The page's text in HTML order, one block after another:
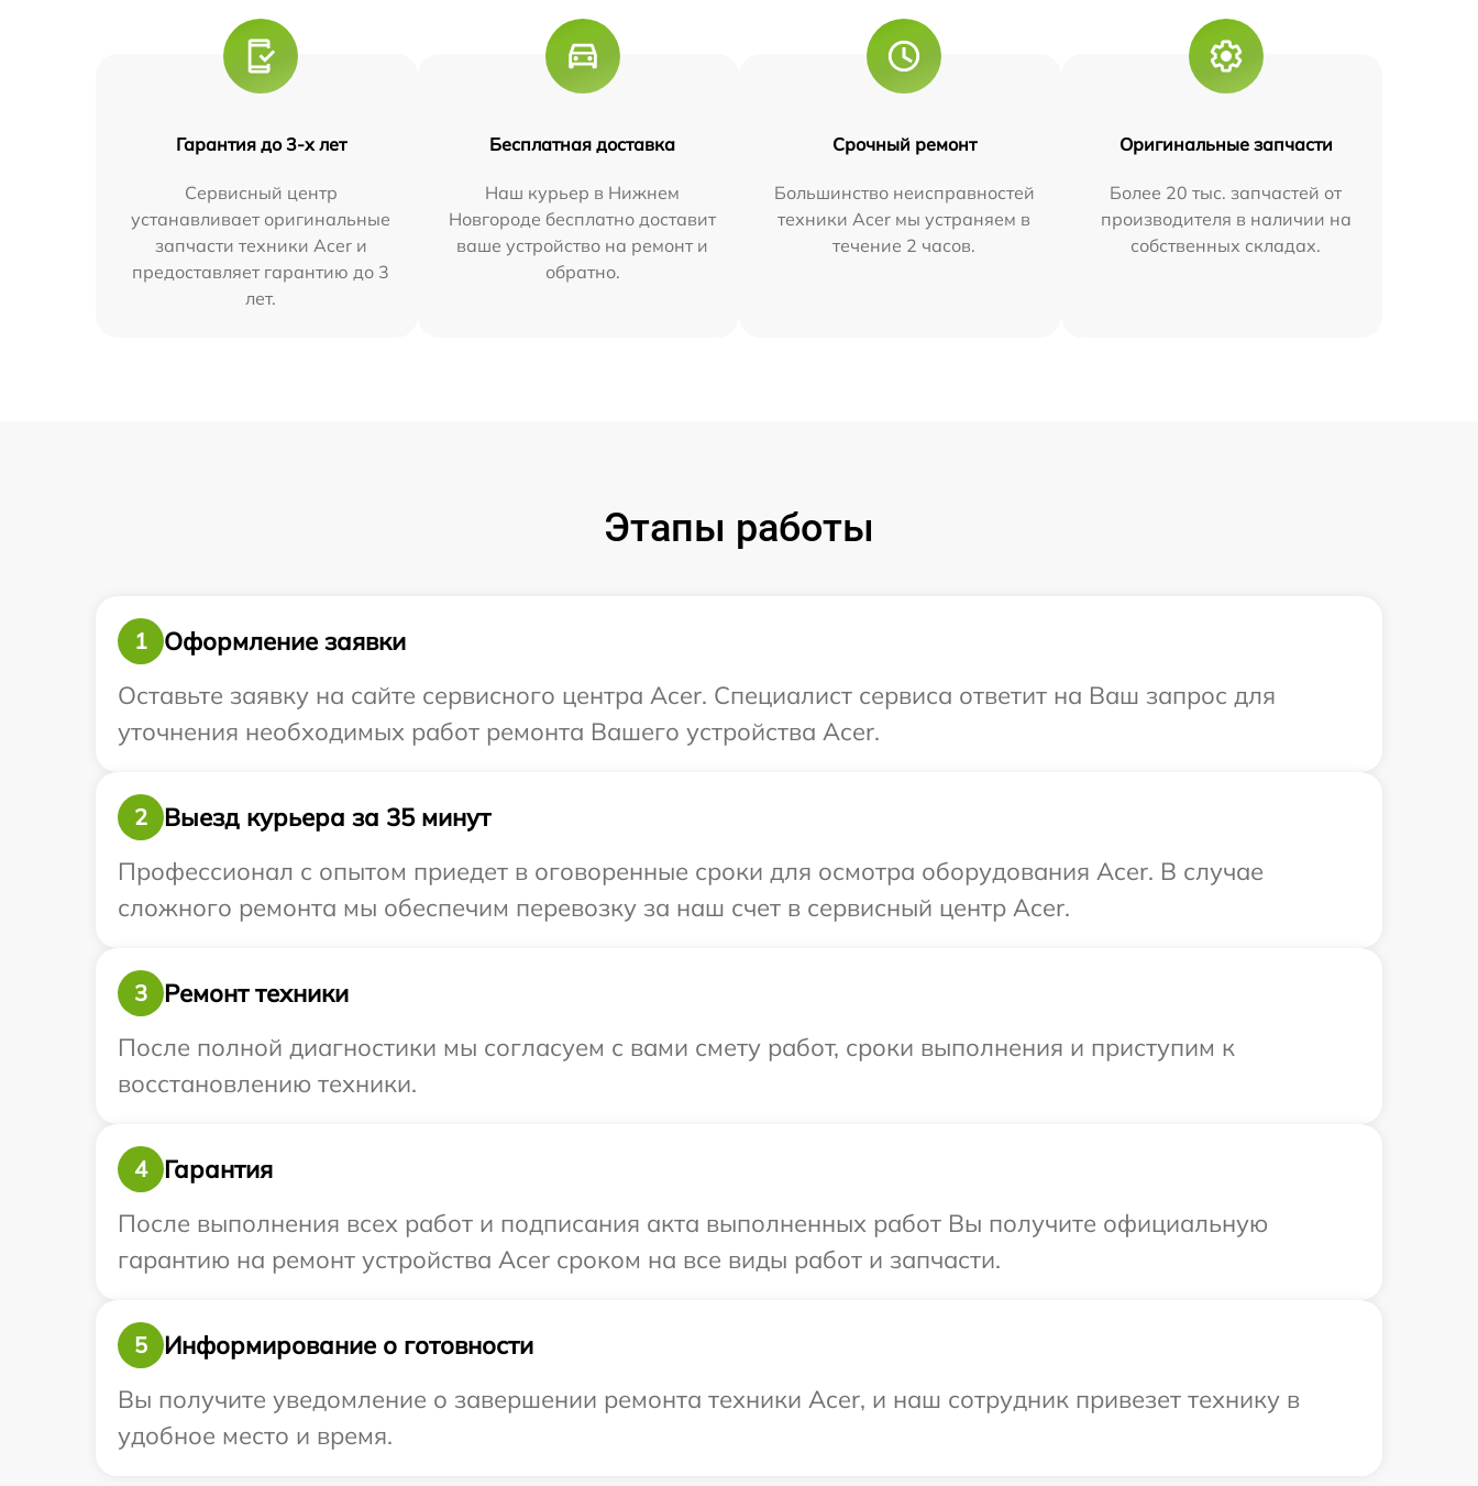
Гарантия до 3-х лет
Сервисный центр
устанавливает оригинальные
запчасти техники Acer и
предоставляет гарантию до 3
лет.
Бесплатная доставка
Наш курьер в Нижнем
Новгороде бесплатно доставит
ваше устройство на ремонт и
обратно.
Срочный ремонт
Большинство неисправностей
техники Acer мы устраняем в
течение 2 часов.
Оригинальные запчасти
Более 20 тыс. запчастей от
производителя в наличии на
собственных складах.
Этапы работы
1
Оформление заявки
Оставьте заявку на сайте сервисного центра Acer. Специалист сервиса ответит на Ваш запрос для
уточнения необходимых работ ремонта Вашего устройства Acer.
2
Выезд курьера за 35 минут
Профессионал с опытом приедет в оговоренные сроки для осмотра оборудования Acer. В случае
сложного ремонта мы обеспечим перевозку за наш счет в сервисный центр Acer.
3
Ремонт техники
После полной диагностики мы согласуем с вами смету работ, сроки выполнения и приступим к
восстановлению техники.
4
Гарантия
После выполнения всех работ и подписания акта выполненных работ Вы получите официальную
гарантию на ремонт устройства Acer сроком на все виды работ и запчасти.
5
Информирование о готовности
Вы получите уведомление о завершении ремонта техники Acer, и наш сотрудник привезет технику в
удобное место и время.